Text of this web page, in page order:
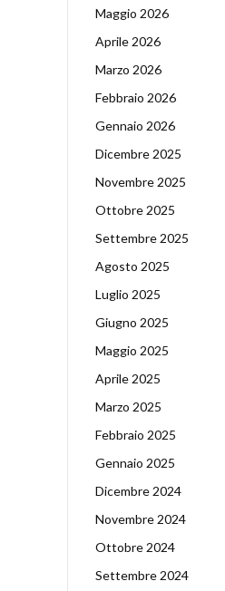
Maggio 2026
Aprile 2026
Marzo 2026
Febbraio 2026
Gennaio 2026
Dicembre 2025
Novembre 2025
Ottobre 2025
Settembre 2025
Agosto 2025
Luglio 2025
Giugno 2025
Maggio 2025
Aprile 2025
Marzo 2025
Febbraio 2025
Gennaio 2025
Dicembre 2024
Novembre 2024
Ottobre 2024
Settembre 2024